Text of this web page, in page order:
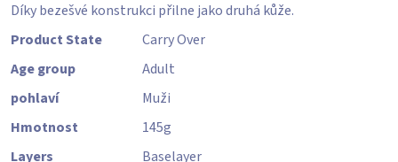
Díky bezešvé konstrukci přilne jako druhá kůže.
Product State
Carry Over
Age group
Adult
pohlaví
Muži
Hmotnost
145g
Layers
Baselayer